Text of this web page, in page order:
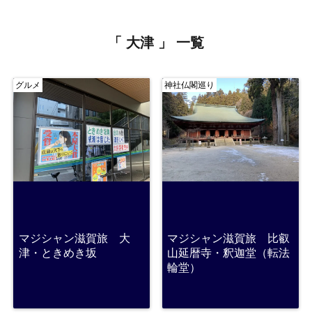
「 大津 」 一覧
グルメ
マジシャン滋賀旅 大
津・ときめき坂
神社仏閣巡り
マジシャン滋賀旅 比叡
山延暦寺・釈迦堂（転法
輪堂）